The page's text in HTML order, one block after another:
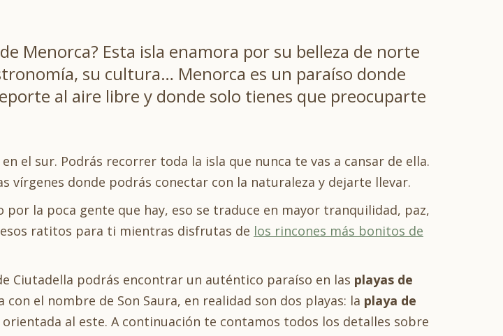
Menorca? Esta isla enamora por su belleza de norte
su cultura… Menorca es un paraíso donde
al aire libre y donde solo tienes que preocuparte
el sur. Podrás recorrer toda la isla que nunca te vas a cansar de ella.
vírgenes donde podrás conectar con la naturaleza y dejarte llevar.
la poca gente que hay, eso se traduce en mayor tranquilidad, paz,
ratitos para ti mientras disfrutas de los rincones más bonitos de
Ciutadella podrás encontrar un auténtico paraíso en las playas de
el nombre de Son Saura, en realidad son dos playas: la playa de
orientada al este. A continuación te contamos todos los detalles sobre